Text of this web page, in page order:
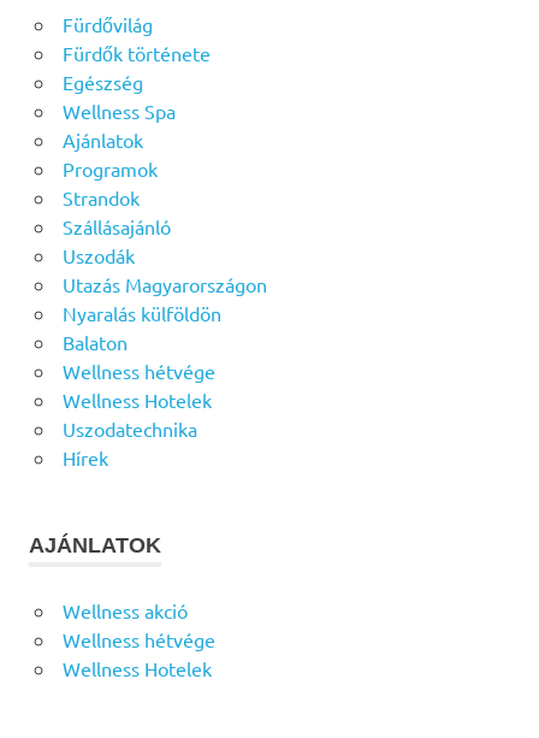
Fürdővilág
Fürdők története
Egészség
Wellness Spa
Ajánlatok
Programok
Strandok
Szállásajánló
Uszodák
Utazás Magyarországon
Nyaralás külföldön
Balaton
Wellness hétvége
Wellness Hotelek
Uszodatechnika
Hírek
AJÁNLATOK
Wellness akció
Wellness hétvége
Wellness Hotelek